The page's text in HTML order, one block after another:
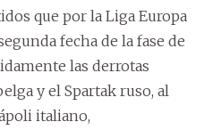
que por la Liga Europa
fecha de la fase de
las derrotas
y el Spartak ruso, al
italiano,